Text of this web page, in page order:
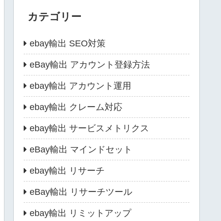
カテゴリー
ebay輸出 SEO対策
eBay輸出 アカウント登録方法
ebay輸出 アカウント運用
ebay輸出 クレーム対応
ebay輸出 サービスメトリクス
eBay輸出 マインドセット
ebay輸出 リサーチ
eBay輸出 リサーチツール
ebay輸出 リミットアップ